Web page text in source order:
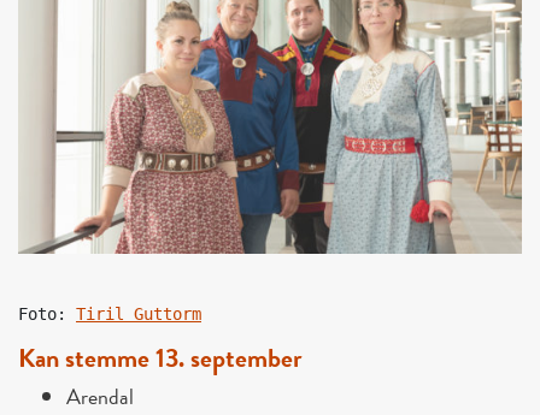
Foto: Tiril Guttorm
Kan stemme 13. september
Arendal